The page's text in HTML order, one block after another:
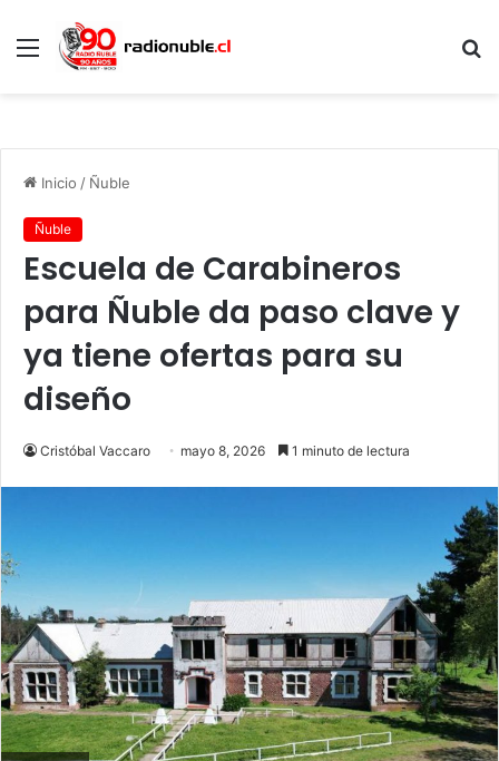
Menú
Inicio / Ñuble
Ñuble
Escuela de Carabineros
para Ñuble da paso clave y
ya tiene ofertas para su
diseño
Cristóbal Vaccaro mayo 8, 2026 1 minuto de lectura